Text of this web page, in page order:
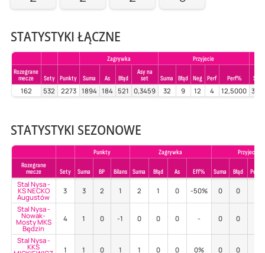
STATYSTYKI ŁĄCZNE
Zagrywka
Przyjecie
Rozegrane
mecze
Sety Punkty Suma As Błąd
Asy na
set
Suma Błąd Neg Perf Perf%
162 532 2273 1894 184 521 0,3459 32 9 12 4 12,5000
STATYSTYKI SEZONOWE
Punkty Zagrywka
Przyjecie
Rozegrane
mecze
Sety Suma BP Bilans Suma Błąd As Eff% Suma Błąd Poz%
Stal Nysa -
KS NECKO
Augustów
3 3 2 1 2 1 0 -50% 0 0
Stal Nysa -
Nowak-
Mosty MKS
Będzin
4 1 0 -1 0 0 0 - 0 0
Stal Nysa -
KKS 1 1 0 1 1 0 0 0% 0 0